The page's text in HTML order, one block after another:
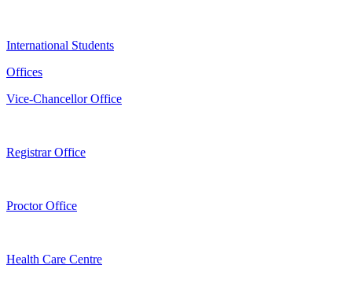
International Students
Offices
Vice-Chancellor Office
Registrar Office
Proctor Office
Health Care Centre